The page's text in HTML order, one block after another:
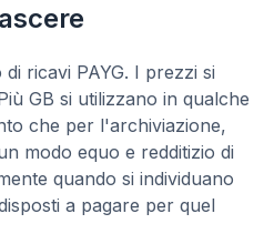
ricavi PAYG. I prezzi si
GB si utilizzano in qualche
che per l'archiviazione,
modo equo e redditizio di
quando si individuano
a pagare per quel